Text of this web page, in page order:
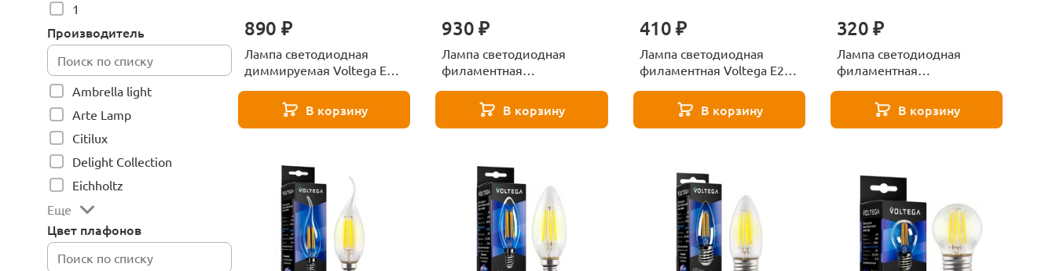
1
Производитель
Ambrella light
Arte Lamp
Citilux
Delight Collection
Eichholtz
Еще
Цвет плафонов
890 ₽
Лампа светодиодная
диммируемая Voltega E27
VG10-G95GE27warm4W-FB
В корзину
930 ₽
Лампа светодиодная
филаментная
8W 2800К золотая VG10-
G125Gwarm8W 6838
В корзину
410 ₽
Лампа светодиодная
филаментная Voltega E27
VG10-A1E27cold15W-F
В корзину
320 ₽
Лампа светодиодная
филаментная
8W 4000К прозрачная
VG10-А1E27cold8W-FD
В корзину